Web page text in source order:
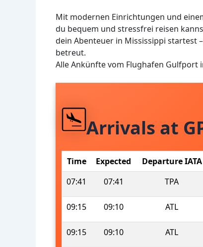
Mit modernen Einrichtungen und
du bequem und stressfrei reisen
dein Abenteuer in Mississippi startest
betreut.
Alle Ankünfte vom Flughafen Gulfport
Arrivals at
Time Expected Departure IATA
07:41
07:41 TPA
09:15 09:10 ATL
09:15 09:10 ATL